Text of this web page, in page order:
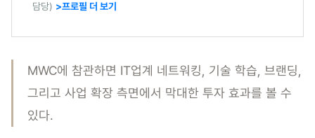
담당) >프로필 더 보기
MWC에 참관하면 IT업계 네트워킹, 기술 학습, 브랜딩,
그리고 사업 확장 측면에서 막대한 투자 효과를 볼 수
있다.